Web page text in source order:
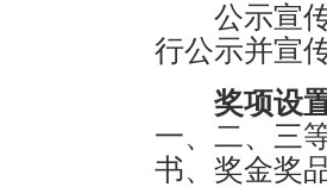
公示宣传
行公示并宣
奖项设
一、二、三
书、奖金奖